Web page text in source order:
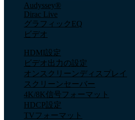
Audyssey®
Dirac Live
グラフィックEQ
ビデオ
HDMI設定
ビデオ出力の設定
オンスクリーンディスプレイ
スクリーンセーバー
4K/8K信号フォーマット
HDCP設定
TVフォーマット